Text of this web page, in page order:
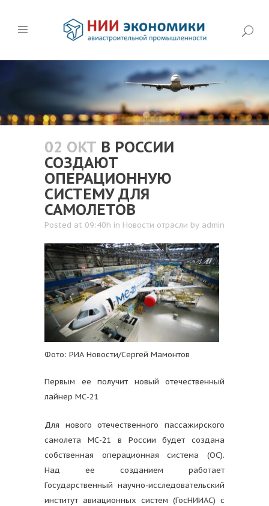
02 ОКТ В РОССИИ
СОЗДАЮТ
ОПЕРАЦИОННУЮ
СИСТЕМУ ДЛЯ
САМОЛЕТОВ
Posted at 09:40h in Новости отрасли by admin
Фото: РИА Новости/Сергей Мамонтов
Первым ее получит новый отечественный
лайнер МС-21
Для нового отечественного пассажирского
самолета МС-21 в России будет создана
собственная операционная система (ОС).
Над ее созданием работает
Государственный научно-исследовательский
институт авиационных систем (ГосНИИАС) с